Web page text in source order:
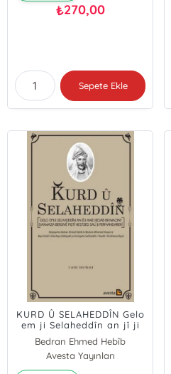
₺270,00
Sepete Ekle
KURD Û SELAHEDDÎN Gelo
em ji Selaheddîn an jî ji
xwe hesab bixwazin?
Daxwaza bersivê piştî
heştsed salî ji
fermandarekî
Bedran Ehmed Hebîb
Muhsin Mihemed Hiseyn
Avesta Yayınları